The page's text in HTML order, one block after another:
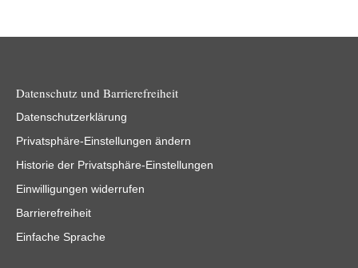
Datenschutz und Barrierefreiheit
Datenschutzerklärung
Privatsphäre-Einstellungen ändern
Historie der Privatsphäre-Einstellungen
Einwilligungen widerrufen
Barrierefreiheit
Einfache Sprache